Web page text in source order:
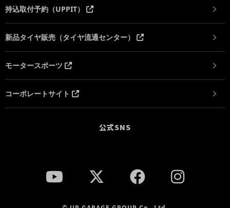
持込取付予約（UPPIT）
新品タイヤ販売（タイヤ流通センター）
モータースポーツ
コーポレートサイト
公式SNS